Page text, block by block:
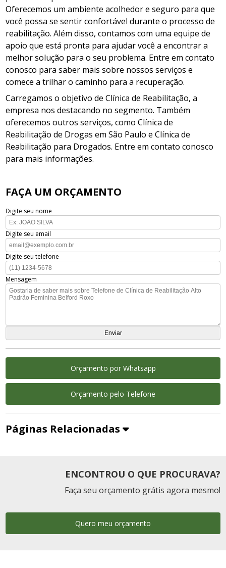
Oferecemos um ambiente acolhedor e seguro para que
você possa se sentir confortável durante o processo de
reabilitação. Além disso, contamos com uma equipe de
apoio que está pronta para ajudar você a encontrar a
melhor solução para o seu problema. Entre em contato
conosco para saber mais sobre nossos serviços e
comece a trilhar o caminho para a recuperação.
Carregamos o objetivo de Clínica de Reabilitação, a
empresa nos destacando no segmento. Também
oferecemos outros serviços, como Clínica de
Reabilitação de Drogas em São Paulo e Clínica de
Reabilitação para Drogados. Entre em contato conosco
para mais informações.
FAÇA UM ORÇAMENTO
Digite seu nome
Digite seu email
Digite seu telefone
Mensagem
Orçamento por Whatsapp
Orçamento pelo Telefone
Páginas Relacionadas
ENCONTROU O QUE PROCURAVA?
Faça seu orçamento grátis agora mesmo!
Quero meu orçamento